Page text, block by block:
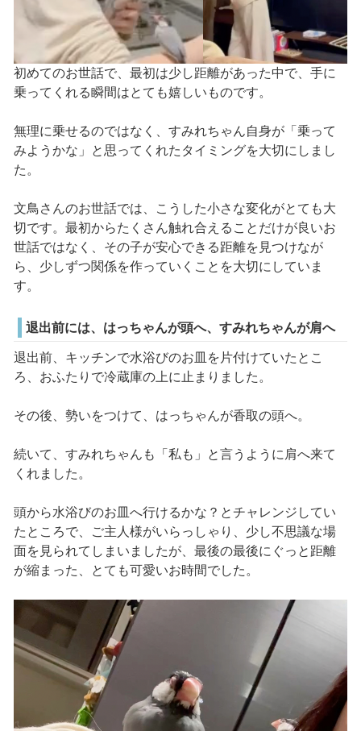
初めてのお世話で、最初は少し距離があった中で、手に
乗ってくれる瞬間はとても嬉しいものです。
無理に乗せるのではなく、すみれちゃん自身が「乗って
みようかな」と思ってくれたタイミングを大切にしまし
た。
文鳥さんのお世話では、こうした小さな変化がとても大
切です。最初からたくさん触れ合えることだけが良いお
世話ではなく、その子が安心できる距離を見つけなが
ら、少しずつ関係を作っていくことを大切にしていま
す。
退出前には、はっちゃんが頭へ、すみれちゃんが肩へ
退出前、キッチンで水浴びのお皿を片付けていたとこ
ろ、おふたりで冷蔵庫の上に止まりました。
その後、勢いをつけて、はっちゃんが香取の頭へ。
続いて、すみれちゃんも「私も」と言うように肩へ来て
くれました。
頭から水浴びのお皿へ行けるかな？とチャレンジしてい
たところで、ご主人様がいらっしゃり、少し不思議な場
面を見られてしまいましたが、最後の最後にぐっと距離
が縮まった、とても可愛いお時間でした。